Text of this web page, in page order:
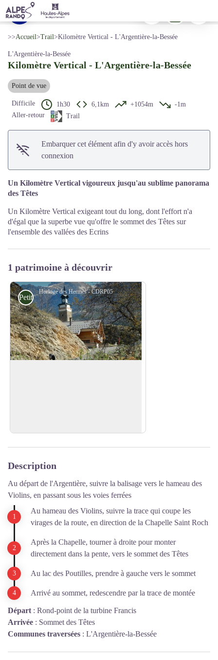
Kilomètre Vertical - L'Argentière-la-Bessée
Panorama des Têtes - Thibaut Blais
Voir l'image en plein écran
>>Accueil>Trail>Kilomètre Vertical - L'Argentière-la-Bessée
L'Argentière-la-Bessée
Kilomètre Vertical - L'Argentière-la-Bessée
Point de vue
Difficile 1h30 6,1km +1054m
-1m
Aller-retour
Trail
Embarquer cet élément afin d'y avoir accès hors
connexion
Un Kilomètre Vertical vigoureux jusqu'au sublime panorama
des Têtes
Un Kilomètre Vertical exigeant tout du long, dont l'effort n'a
d'égal que la superbe vue qu'offre le sommet des Têtes sur
l'ensemble des vallées des Ecrins
1 patrimoine à découvrir
Horloge des Hermès - CDRP05
Petit patrimoine
Description
Au départ de l'Argentière, suivre la balisage vers le hameau des
Violins, en passant sous les voies ferrées
Au hameau des Violins, suivre la trace qui coupe les
virages de la route, en direction de la Chapelle Saint Roch
Après la Chapelle, tourner à droite pour monter
directement dans la pente, vers le sommet des Têtes
Au lac des Poutilles, prendre à gauche vers le sommet
Arrivé au sommet, redescendre par la trace de montée
Départ : Rond-point de la turbine Francis
Arrivée : Sommet des Têtes
Communes traversées : L'Argentière-la-Bessée